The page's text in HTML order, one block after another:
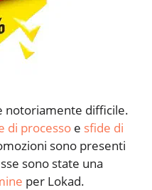
notoriamente difficile.
di processo e sfide di
sono presenti
sono state una
per Lokad.